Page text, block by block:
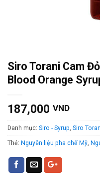
Siro Torani Cam
Blood Orange
187,000 VND
Danh mục: Siro - Syrup, Siro
Thẻ: Nguyên liệu pha chế Mỹ,